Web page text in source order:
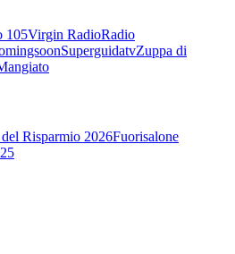
105Virgin RadioRadio
SuperguidatvZuppa di
del Risparmio 2026Fuorisalone